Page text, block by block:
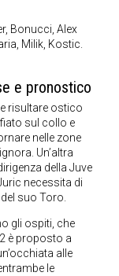
Bonucci, Alex
Milik, Kostic.
e pronostico
risultare ostico
sul collo e
nelle zone
Un’altra
della Juve
necessita di
suo Toro.
gli ospiti, che
è proposto a
alle
le